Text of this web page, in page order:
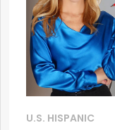
U.S. HISPANIC